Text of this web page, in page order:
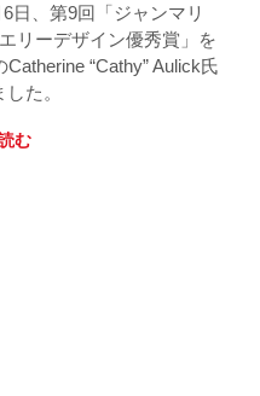
日、第9回「ジャンマリ
リーデザイン優秀賞」を
“Cathy” Aulick氏
た。
む